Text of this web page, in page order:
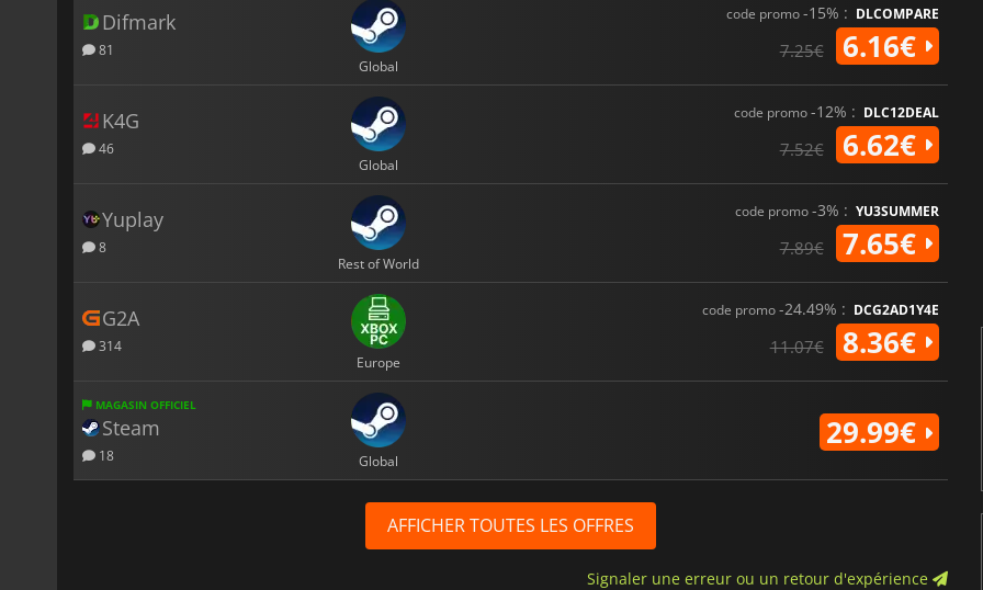
Difmark
81
Global
code promo-15% : DLCOMPARE
7.25€ 6.16€
K4G
46
Global
code promo-12% : DLC12DEAL
7.52€ 6.62€
Yuplay
8
Rest of World
code promo-3% : YU3SUMMER
7.89€ 7.65€
G2A
314
Europe
code promo-24.49% : DCG2AD1Y4E
11.07€ 8.36€
MAGASIN OFFICIEL
Steam
18 Global
29.99€
AFFICHER TOUTES LES OFFRES
Signaler une erreur ou un retour d'expérience